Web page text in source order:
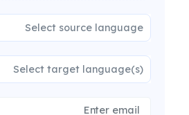
Select source language
Select target language(s)